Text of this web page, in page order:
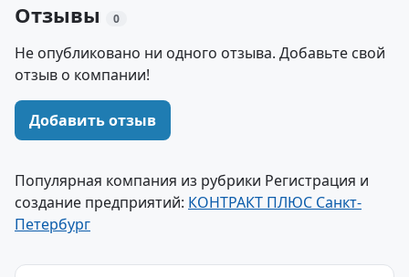
Отзывы 0
Не опубликовано ни одного отзыва. Добавьте свой
отзыв о компании!
Добавить отзыв
Популярная компания из рубрики Регистрация и
создание предприятий: КОНТРАКТ ПЛЮС Санкт-
Петербург